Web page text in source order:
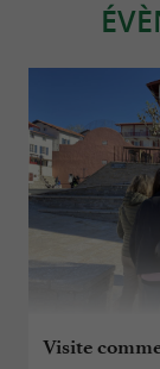
Visite